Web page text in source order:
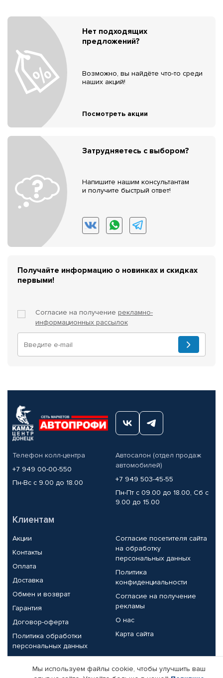
Нет подходящих
предложений?
Возможно, вы найдёте что-то среди
наших акций!
Посмотреть акции
Затрудняетесь с выбором?
Напишите нашим консультантам
и получите быстрый ответ!
Получайте информацию о новинках и скидках
первыми!
Согласие на получение рекламно-
информационных рассылок
Телефон колл-центра
+7 949 00-00-550
Пн-Вс с 9.00 до 18.00
Автосалон (отдел продаж
автомобилей)
+7 949 503-45-55
Пн-Пт с 09.00 до 18.00, Сб с
9.00 до 15.00
Клиентам
Акции
Контакты
Оплата
Доставка
Обмен и возврат
Гарантия
Договор-оферта
Политика обработки
персональных данных
Согласие посетителя сайта
на обработку
персональных данных
Политика
конфиденциальности
Согласие на получение
рекламы
О нас
Карта сайта
Партнерам
Мы используем файлы cookie, чтобы улучшить ваш